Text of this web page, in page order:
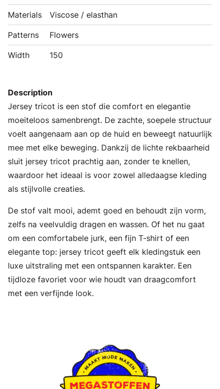
Materials Viscose / elasthan
Patterns Flowers
Width 150
Description
Jersey tricot is een stof die comfort en elegantie
moeiteloos samenbrengt. De zachte, soepele structuur
voelt aangenaam aan op de huid en beweegt natuurlijk
mee met elke beweging. Dankzij de lichte rekbaarheid
sluit jersey tricot prachtig aan, zonder te knellen,
waardoor het ideaal is voor zowel alledaagse kleding
als stijlvolle creaties.
De stof valt mooi, ademt goed en behoudt zijn vorm,
zelfs na veelvuldig dragen en wassen. Of het nu gaat
om een comfortabele jurk, een fijn T-shirt of een
elegante top: jersey tricot geeft elk kledingstuk een
luxe uitstraling met een ontspannen karakter. Een
tijdloze favoriet voor wie houdt van draagcomfort
met een verfijnde look.